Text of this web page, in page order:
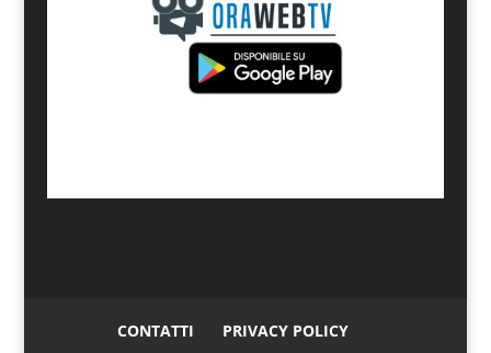
CONTATTI PRIVACY POLICY